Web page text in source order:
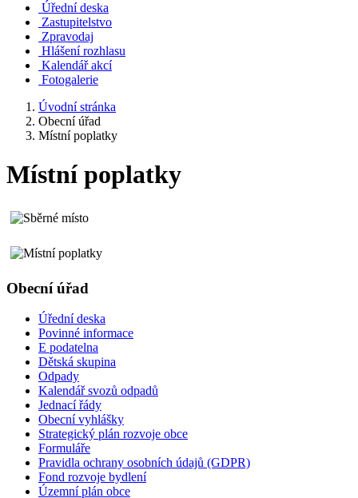
Úřední deska
Zastupitelstvo
Zpravodaj
Hlášení rozhlasu
Kalendář akcí
Fotogalerie
Úvodní stránka
Obecní úřad
Místní poplatky
Místní poplatky
Obecní úřad
Úřední deska
Povinné informace
E podatelna
Dětská skupina
Odpady
Kalendář svozů odpadů
Jednací řády
Obecní vyhlášky
Strategický plán rozvoje obce
Formuláře
Pravidla ochrany osobních údajů (GDPR)
Fond rozvoje bydlení
Územní plán obce